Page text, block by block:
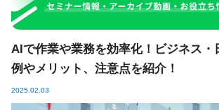
AIで作業や業務を効率化！ビジネス・
例やメリット、注意点を紹介！
2025.02.03